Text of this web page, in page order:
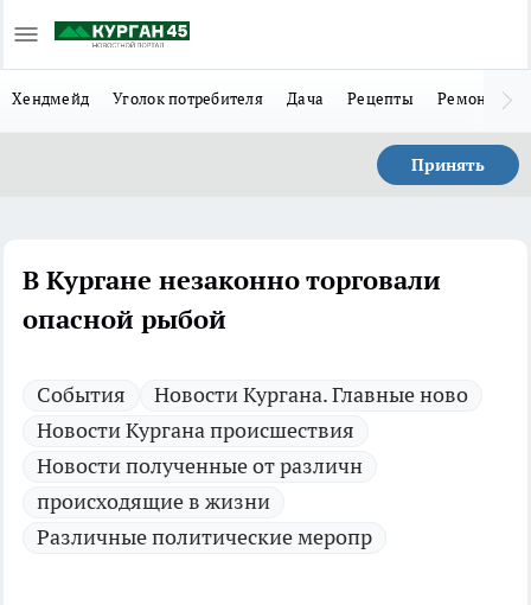
Хендмейд Уголок потребителя Дача Рецепты Ремонт
Принять
В Кургане незаконно торговали
опасной рыбой
Cобытия
Новости Кургана. Главные ново
Новости Кургана происшествия
Новости полученные от различн
происходящие в жизни
Различные политические меропр